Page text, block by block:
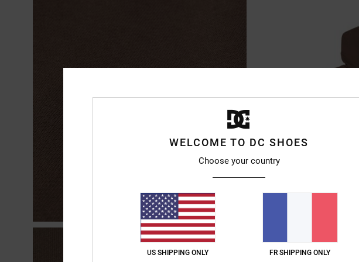
WELCOME TO DC SHOES
Choose your country
US SHIPPING ONLY FR SHIPPING ONLY